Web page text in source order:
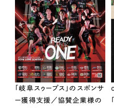
「岐阜スゥープス」のスポンサ
ー獲得支援／協賛企業様の